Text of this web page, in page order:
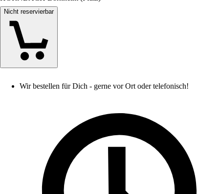
Nicht reservierbar
Wir bestellen für Dich - gerne vor Ort oder telefonisch!